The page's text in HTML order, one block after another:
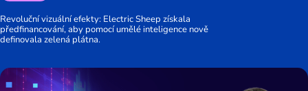
Revoluční vizuální efekty: Electric Sheep získala
předfinancování, aby pomocí umělé inteligence nově
definovala zelená plátna.